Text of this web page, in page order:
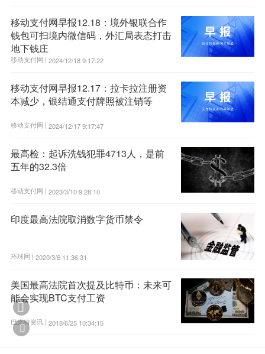
移动支付网早报12.18：境外银联合作
钱包可扫境内微信码，外汇局表态打击
地下钱庄
移动支付网 | 2024/12/18 9:17:22
移动支付网早报12.17：拉卡拉注册资
本减少，银结通支付牌照被注销等
移动支付网 | 2024/12/17 9:17:47
最高检：起诉洗钱犯罪4713人，是前
五年的32.3倍
移动支付网 | 2023/3/10 9:28:10
印度最高法院取消数字货币禁令
环球网 | 2020/3/6 11:36:31
美国最高法院首次提及比特币：未来可
能会实现BTC支付工资
巴比特资讯 | 2018/6/25 10:34:15

